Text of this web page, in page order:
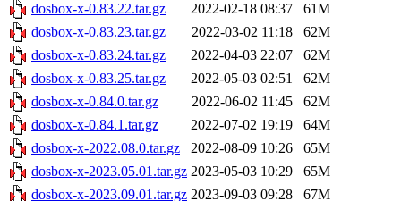
dosbox-x-0.83.22.tar.gz
2022-02-18 08:37
61M
dosbox-x-0.83.23.tar.gz
2022-03-02 11:18
62M
dosbox-x-0.83.24.tar.gz
2022-04-03 22:07
62M
dosbox-x-0.83.25.tar.gz
2022-05-03 02:51
62M
dosbox-x-0.84.0.tar.gz
2022-06-02 11:45
62M
dosbox-x-0.84.1.tar.gz
2022-07-02 19:19
64M
dosbox-x-2022.08.0.tar.gz
2022-08-09 10:26
65M
dosbox-x-2023.05.01.tar.gz 2023-05-03 10:29
65M
dosbox-x-2023.09.01.tar.gz 2023-09-03 09:28
67M